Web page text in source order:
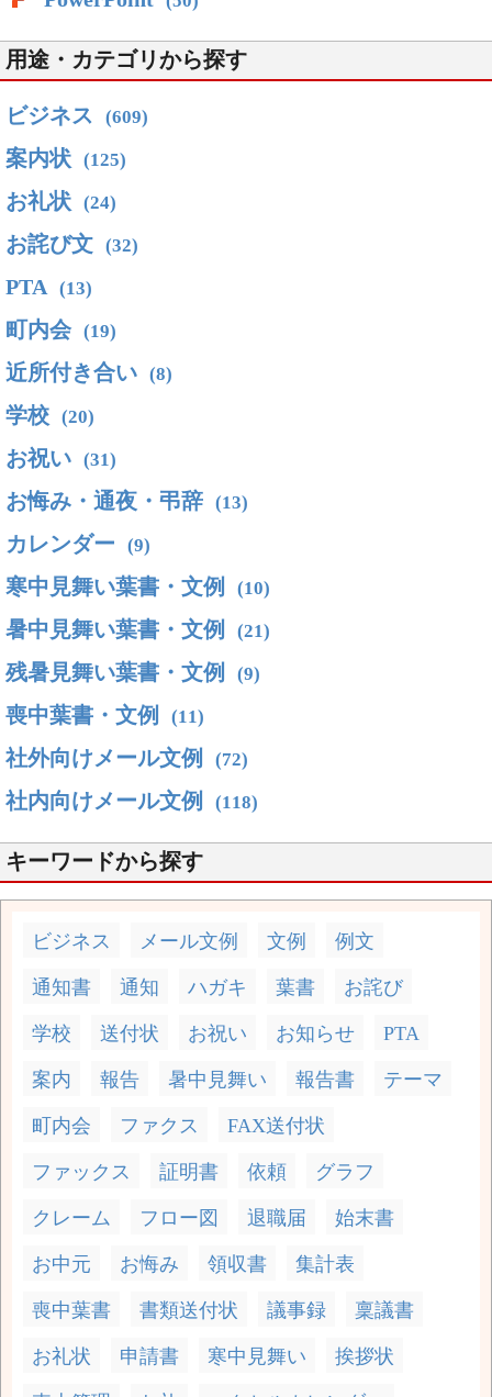
用途・カテゴリから探す
ビジネス (609)
案内状 (125)
お礼状 (24)
お詫び文 (32)
PTA (13)
町内会 (19)
近所付き合い (8)
学校 (20)
お祝い (31)
お悔み・通夜・弔辞 (13)
カレンダー (9)
寒中見舞い葉書・文例 (10)
暑中見舞い葉書・文例 (21)
残暑見舞い葉書・文例 (9)
喪中葉書・文例 (11)
社外向けメール文例 (72)
社内向けメール文例 (118)
キーワードから探す
ビジネス メール文例 文例 例文
通知書 通知 ハガキ 葉書 お詫び
学校 送付状 お祝い お知らせ PTA
案内 報告 暑中見舞い 報告書 テーマ
町内会 ファクス FAX送付状
ファックス 証明書 依頼 グラフ
クレーム フロー図 退職届 始末書
お中元 お悔み 領収書 集計表
喪中葉書 書類送付状 議事録 稟議書
お礼状 申請書 寒中見舞い 挨拶状